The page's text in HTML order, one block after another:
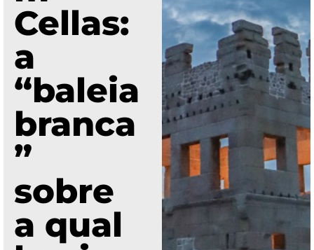
Cellas:
a
“baleia
branca
”
sobre
a qual